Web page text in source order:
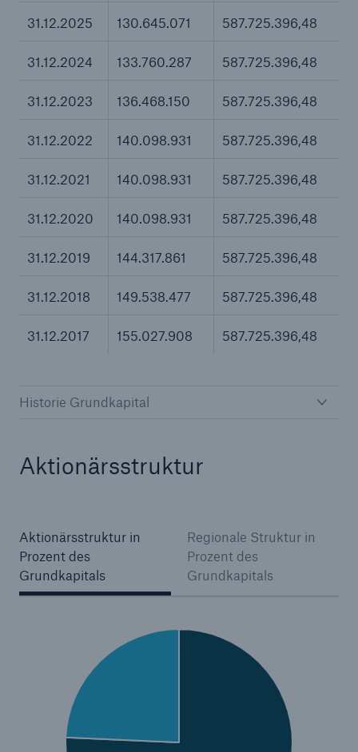
31.12.2025 130.645.071 587.725.396,48
31.12.2024 133.760.287 587.725.396,48
31.12.2023 136.468.150 587.725.396,48
31.12.2022 140.098.931 587.725.396,48
31.12.2021 140.098.931 587.725.396,48
31.12.2020 140.098.931 587.725.396,48
31.12.2019 144.317.861 587.725.396,48
31.12.2018 149.538.477 587.725.396,48
31.12.2017 155.027.908 587.725.396,48
His­to­rie Grundkapital
Aktionärsstruktur
Aktionärsstruktur in
Prozent des
Grundkapitals
Regionale Struktur in
Prozent des
Grundkapitals